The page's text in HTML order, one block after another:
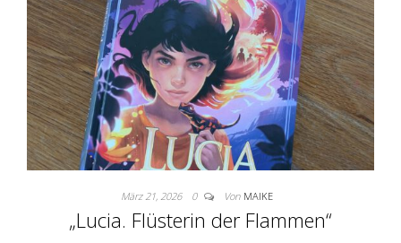
März 21, 2026 0 Von MAIKE
„Lucia. Flüsterin der Flammen“